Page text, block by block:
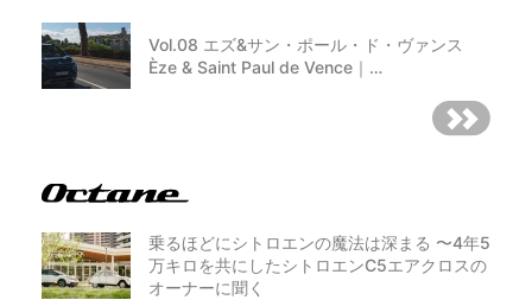
Vol.08 エズ&サン・ポール・ド・ヴァンス
Èze & Saint Paul de Vence｜…
乗るほどにシトロエンの魔法は深まる 〜4年5
万キロを共にしたシトロエンC5エアクロスの
オーナーに聞く